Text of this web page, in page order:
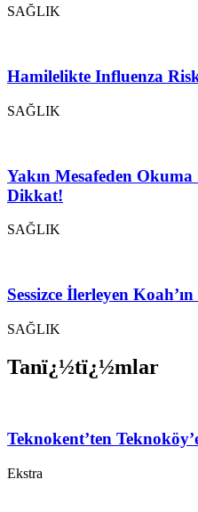
SAĞLIK
Hamilelikte Influenza
SAĞLIK
Yakın Mesafeden Okuma
Dikkat!
SAĞLIK
Sessizce İlerleyen
SAĞLIK
Tanï¿½tï¿½mlar
Teknokent’ten
Ekstra